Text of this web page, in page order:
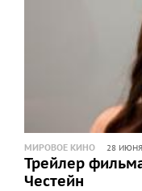
МИРОВОЕ КИНО 28
Трейлер
Честейн